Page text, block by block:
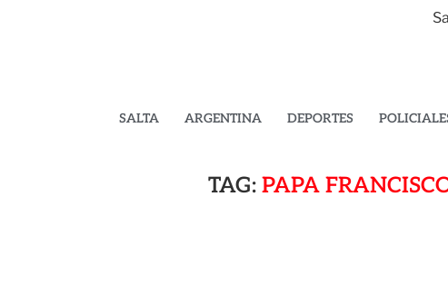
SALTA ARGENTINA DEPORTES
TAG:PAPA